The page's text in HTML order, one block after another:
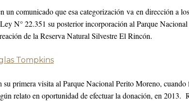
un comunicado que esa categorización va en dirección a
N° 22.351 su posterior incorporación al Parque
de la Reserva Natural Silvestre El Rincón.
primera visita al Parque Nacional Perito Moreno,
relato en oportunidad de efectuar la donación, en